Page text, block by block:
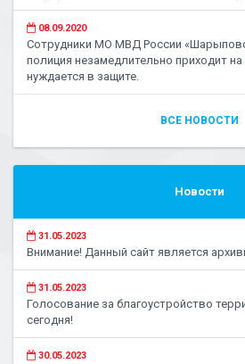
08.09.2020
Сотрудники МО МВД России
полиция незамедлительно приходит
нуждается в защите.
ВСЕ НОВОСТИ
Новости
31.05.2023
Внимание! Данный сайт является
31.05.2023
Голосование за благоустройство
сегодня!
30.05.2023